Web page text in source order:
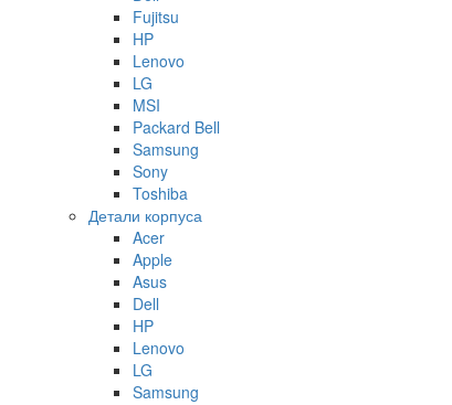
Fujitsu
HP
Lenovo
LG
MSI
Packard Bell
Samsung
Sony
Toshiba
Детали корпуса
Acer
Apple
Asus
Dell
HP
Lenovo
LG
Samsung